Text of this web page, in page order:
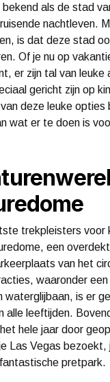
bekend als de stad
nachtleven.
is dat deze stad
Of je nu op
er zijn tal van leuke
gericht zijn op
deze leuke
wat er te doen is
trekpleisters voor
een
van het
waaronder
waterglijbaan, is er
alle leeftijden.
hele jaar door
Las Vegas bezoekt,
pretpark.